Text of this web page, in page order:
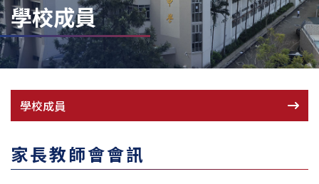
學校成員
學校成員
家長教師會會訊